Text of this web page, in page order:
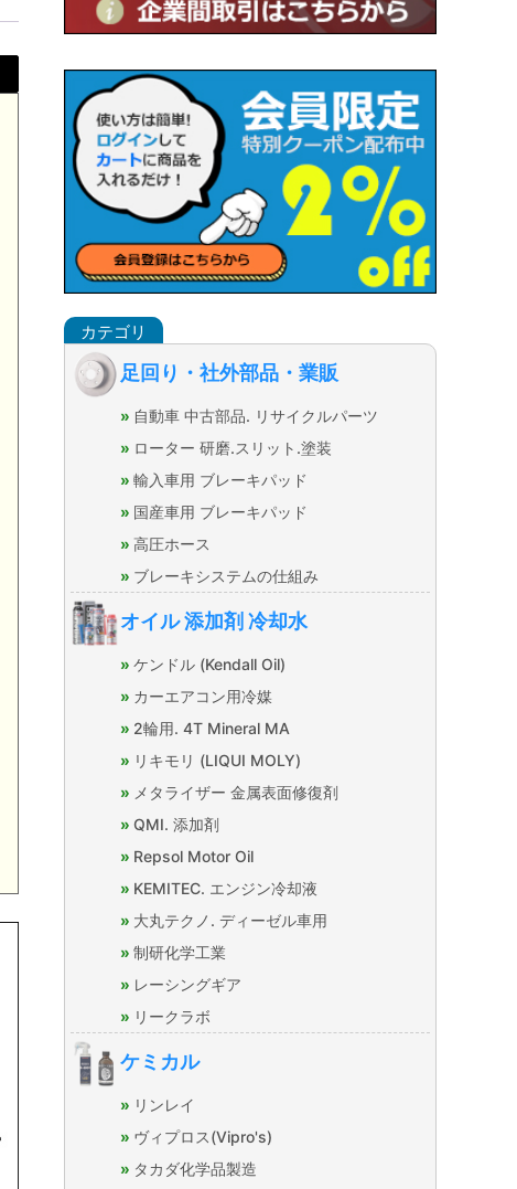
足回り・社外部品・業販
自動車 中古部品. リサイクルパーツ
ローター 研磨.スリット.塗装
輸入車用 ブレーキパッド
国産車用 ブレーキパッド
高圧ホース
ブレーキシステムの仕組み
オイル 添加剤 冷却水
ケンドル (Kendall Oil)
カーエアコン用冷媒
2輪用. 4T Mineral MA
リキモリ (LIQUI MOLY)
メタライザー 金属表面修復剤
QMI. 添加剤
Repsol Motor Oil
KEMITEC. エンジン冷却液
大丸テクノ. ディーゼル車用
制研化学工業
レーシングギア
リークラボ
ケミカル
リンレイ
ヴィプロス(Vipro's)
タカダ化学品製造